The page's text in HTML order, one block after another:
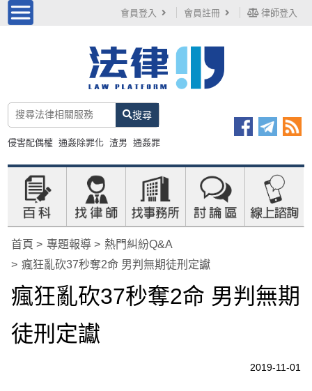
會員登入 會員註冊 律師登入
搜尋
侵害配偶權 通姦除罪化 渣男 通姦罪
首頁 專題報導
熱門糾紛Q&A
瘋狂亂砍37秒奪2命 男判無期徒刑定讞
瘋狂亂砍37秒奪2命 男判無期
徒刑定讞
2019-11-01